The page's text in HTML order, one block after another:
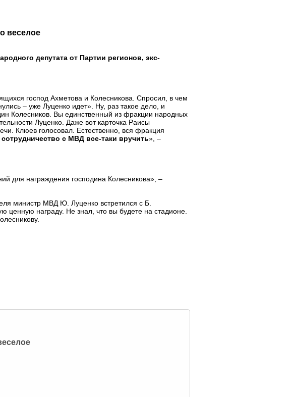
веселое
депутата от Партии регионов, экс-
господ Ахметова и Колесникова. Спросил, в чем
– уже Луценко идет». Ну, раз такое дело, и
Колесников. Вы единственный из фракции народных
Луценко. Даже вот карточка Раисы
Клюев голосовал. Естественно, вся фракция
с МВД все-таки вручить», –
для награждения господина Колесникова», –
министр МВД Ю. Луценко встретился с Б.
награду. Не знал, что вы будете на стадионе.